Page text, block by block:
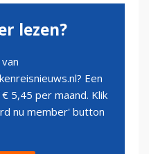
lezen?
Een
5,45 per maand. Klik
nu member' button